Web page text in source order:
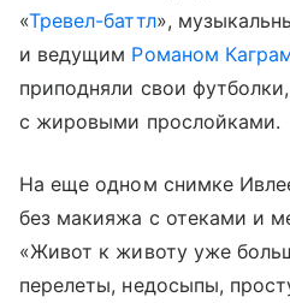
«Тревел-баттл»,
и ведущим Романом
приподняли свои
с жировыми прослойками.
На еще одном снимке
без макияжа с отеками и
«Живот к животу уже
перелеты, недосыпы,